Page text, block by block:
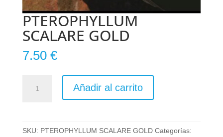
PTEROPHYLLUM
SCALARE GOLD
7.50 €
SCALARE
Añadir al carrito
SKU: PTEROPHYLLUM SCALARE GOLD Categorías: